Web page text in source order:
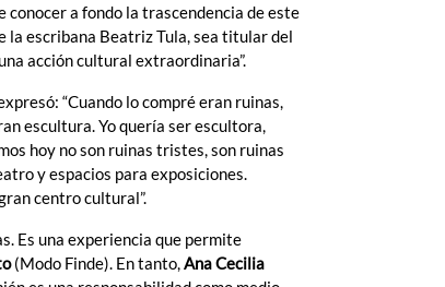
a fondo la trascendencia de este
la escribana Beatriz Tula, sea titular del
acción cultural extraordinaria”.
“Cuando lo compré eran ruinas,
escultura. Yo quería ser escultora,
hoy no son ruinas tristes, son ruinas
y espacios para exposiciones.
centro cultural”.
Es una experiencia que permite
(Modo Finde). En tanto,Ana Cecilia